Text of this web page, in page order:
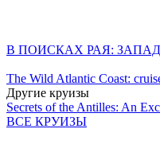
В ПОИСКАХ РАЯ:
The Wild Atlantic Coast:
Другие круизы
Secrets of the Antilles: An
ВСЕ КРУИЗЫ